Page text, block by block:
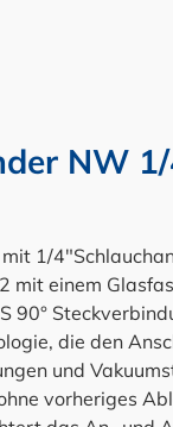
NW
1/
mit einem
90°
die den
und
vorheriges